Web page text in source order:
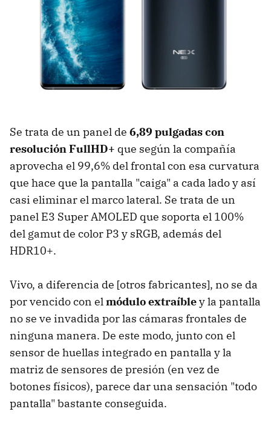
Se trata de un panel de 6,89 pulgadas con
resolución FullHD+ que según la compañía
aprovecha el 99,6% del frontal con esa curvatura
que hace que la pantalla "caiga" a cada lado y así
casi eliminar el marco lateral. Se trata de un
panel E3 Super AMOLED que soporta el 100%
del gamut de color P3 y sRGB, además del
HDR10+.
Vivo, a diferencia de [otros fabricantes], no se da
por vencido con elmódulo extraíbley la pantalla
no se ve invadida por las cámaras frontales de
ninguna manera. De este modo, junto con el
sensor de huellas integrado en pantalla y la
matriz de sensores de presión (en vez de
botones físicos), parece dar una sensación "todo
pantalla" bastante conseguida.